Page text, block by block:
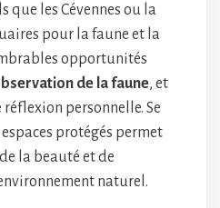
que les Cévennes ou la
pour la faune et la
opportunités
de la faune, et
personnelle. Se
protégés permet
la beauté et de
naturel.